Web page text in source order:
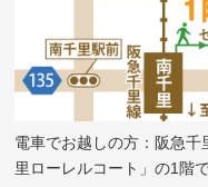
電車でお越しの方：阪急
里ローレルコート」の1階で